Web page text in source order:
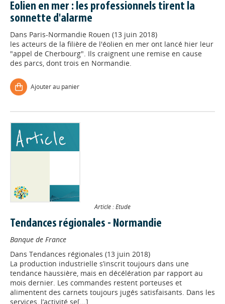
Eolien en mer : les professionnels tirent la
sonnette d'alarme
Dans Paris-Normandie Rouen (13 juin 2018)
les acteurs de la filière de l'éolien en mer ont lancé hier leur
"appel de Cherbourg". Ils craignent une remise en cause
des parcs, dont trois en Normandie.
Ajouter au panier
Article : Etude
Tendances régionales - Normandie
Banque de France
Dans Tendances régionales (13 juin 2018)
La production industrielle s’inscrit toujours dans une
tendance haussière, mais en décélération par rapport au
mois dernier. Les commandes restent porteuses et
alimentent des carnets toujours jugés satisfaisants. Dans les
services, l’activité se[...]